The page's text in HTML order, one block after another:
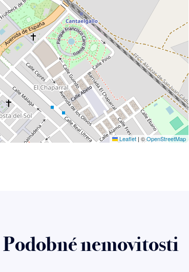
Leaflet | ©OpenStreetMap
Podobné nemovitosti